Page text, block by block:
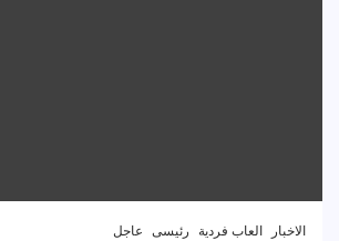
الاخبار العاب فردية رئيسى عاجل